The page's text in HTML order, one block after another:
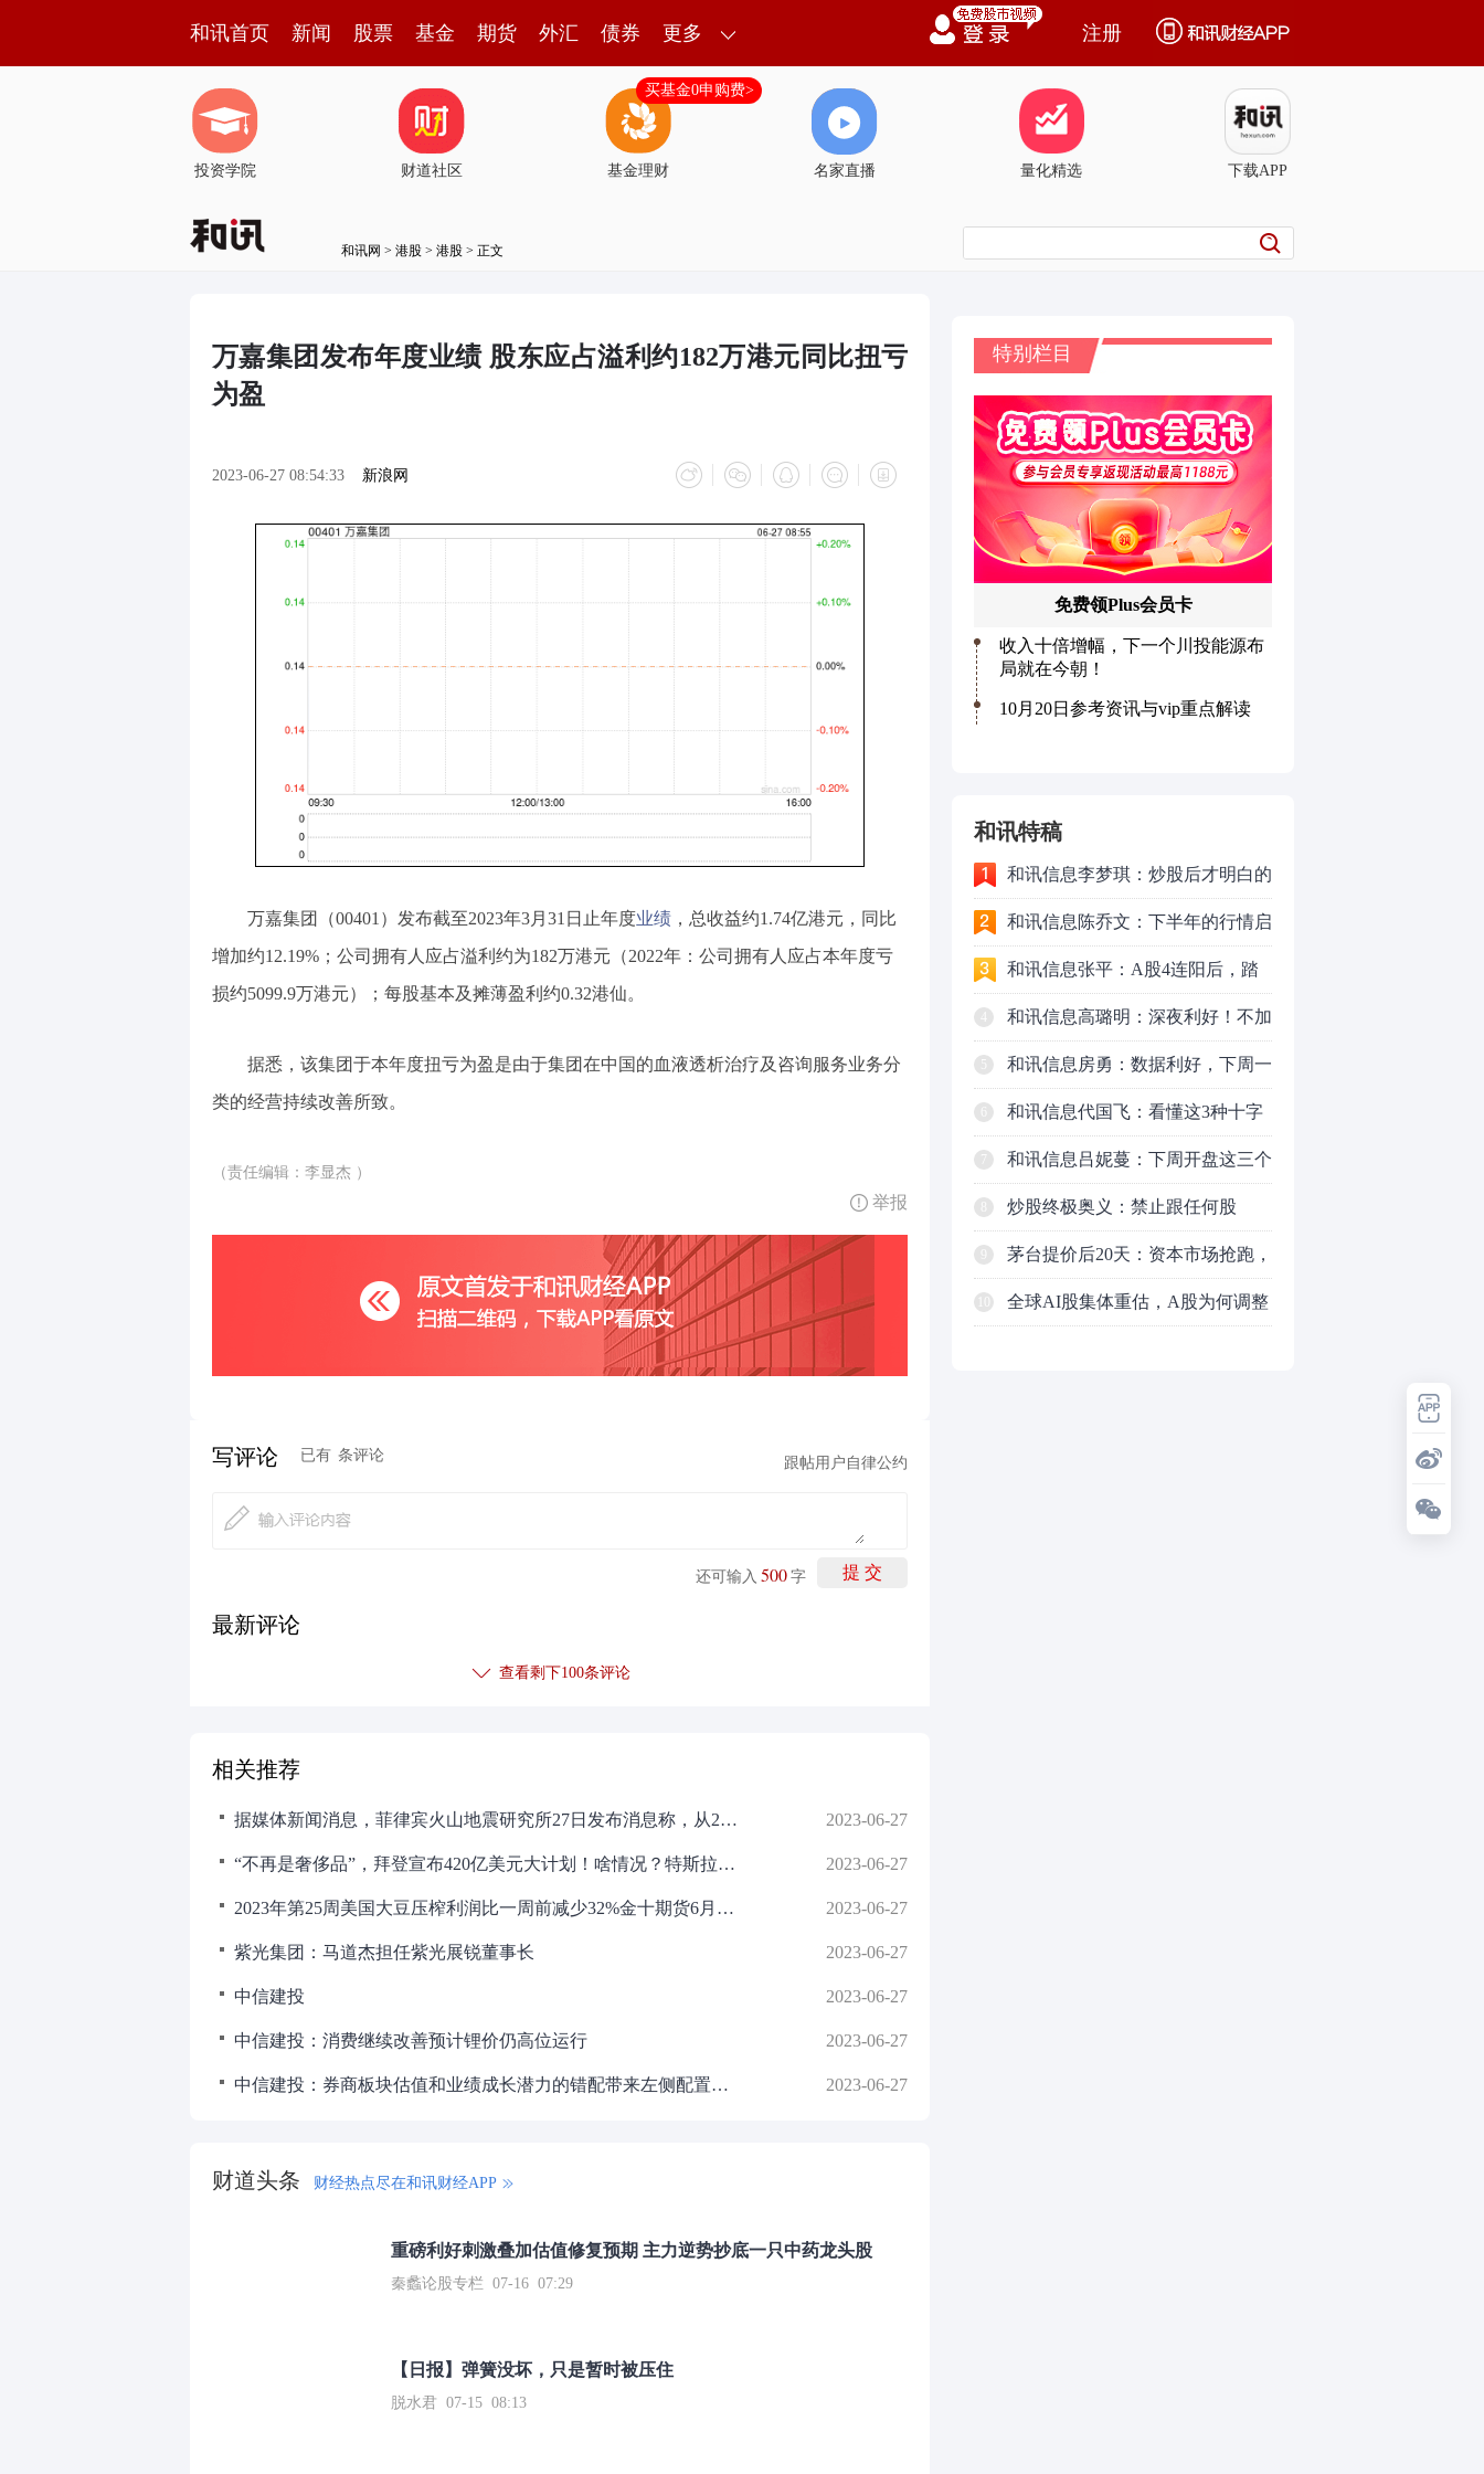
和讯首页 新闻 股票 基金 期货 外汇 债券 更多 注册
投资学院 财道社区 基金理财
买基金0申购费>
名家直播 量化精选 下载APP
和讯网 > 港股 > 港股 > 正文
万嘉集团发布年度业绩 股东应占溢利约182万港元同比扭亏
为盈
2023-06-27 08:54:33 新浪网
万嘉集团（00401）发布截至2023年3月31日止年度业绩 ，总收益约1.74亿港元，同比
增加约12.19%；公司拥有人应占溢利约为182万港元（2022年：公司拥有人应占本年度亏
损约5099.9万港元）；每股基本及摊薄盈利约0.32港仙。
据悉，该集团于本年度扭亏为盈是由于集团在中国的血液透析治疗及咨询服务业务分
类的经营持续改善所致。
（责任编辑：李显杰 ）
举报
写评论 已有 条评论 跟帖用户自律公约
提 交
还可输入 500 字
最新评论
查看剩下100条评论
相关推荐
据媒体新闻消息，菲律宾火山地震研究所27日发布消息称，从26日上午5时到27日上午5时，马荣火山仍在缓慢喷出岩浆，岩浆顺山体而下，长度最长达1.3公里 2023-06-27
“不再是奢侈品”，拜登宣布420亿美元大计划！啥情况？特斯拉遭多家投行下调评级 2023-06-27
2023年第25周美国大豆压榨利润比一周前减少32%金十期货6月27日讯，美国农业部发布的压榨周报显示，上周美国大豆压榨利润比一周前减少31.62%，这也是五周来首次下滑 2023-06-27
紫光集团：马道杰担任紫光展锐董事长 2023-06-27
中信建投 2023-06-27
中信建投：消费继续改善预计锂价仍高位运行 2023-06-27
中信建投：券商板块估值和业绩成长潜力的错配带来左侧配置机会 2023-06-27
财道头条 财经热点尽在和讯财经APP
重磅利好刺激叠加估值修复预期 主力逆势抄底一只中药龙头股
秦蠡论股专栏 07-16 07:29
【日报】弹簧没坏，只是暂时被压住
脱水君 07-15 08:13
和讯特稿
和讯信息李梦琪：炒股后才明白的
九个人生道理
和讯信息陈乔文：下半年的行情启
动了
和讯信息张平：A股4连阳后，踏
空怎么办？结构性回补！
和讯信息高璐明：深夜利好！不加
息了？周一还能涨吗？
5 和讯信息房勇：数据利好，下周一
应对方案
和讯信息代国飞：看懂这3种十字
星k线形态
7 和讯信息吕妮蔓：下周开盘这三个
方向，还有仓位的朋友一定要拿稳
了
炒股终极奥义：禁止跟任何股
票“谈恋爱”
茅台提价后20天：资本市场抢跑，
磨底属于现实
全球AI股集体重估，A股为何调整